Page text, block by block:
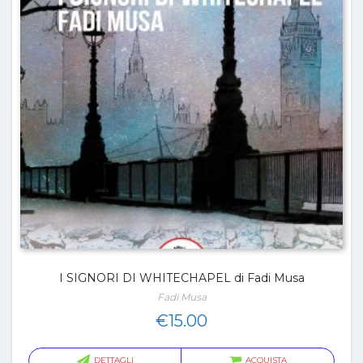
I SIGNORI DI WHITECHAPEL di Fadi Musa
Fadi Musa
€15.00
DETTAGLI ACQUISTA